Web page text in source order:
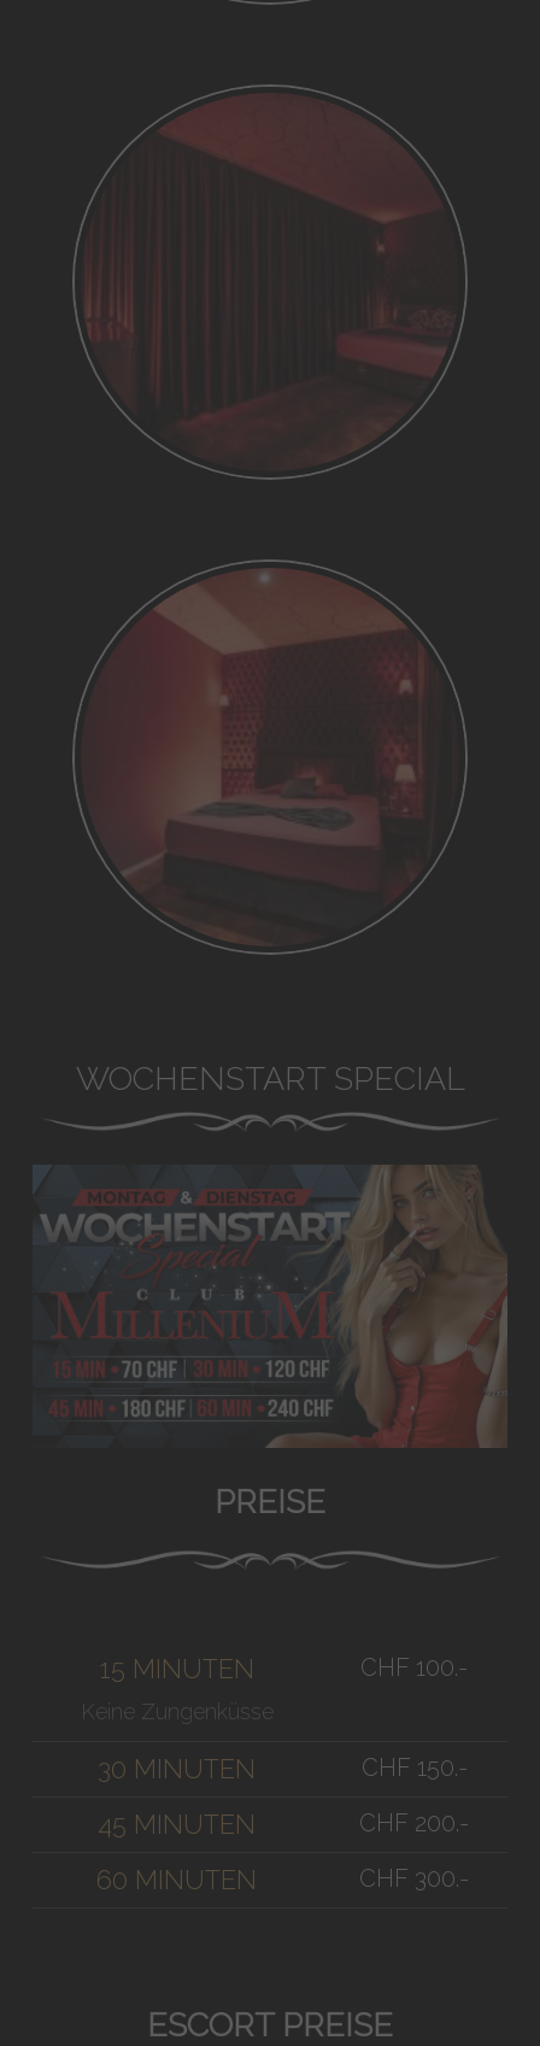
WOCHENSTART SPECIAL
PREISE
15 MINUTEN
Keine Zungenküsse
CHF 100.-
30 MINUTEN CHF 150.-
45 MINUTEN CHF 200.-
60 MINUTEN CHF 300.-
ESCORT PREISE